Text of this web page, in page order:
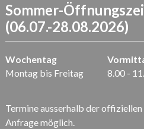
Sommer-
(06.07.-28.08.2026)
Wochentag
Montag bis Freitag
8.00 -
Termine ausserhalb der
Anfrage möglich.